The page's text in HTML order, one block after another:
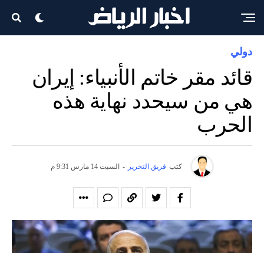
دولي
قائد مقر خاتم الأنبياء: إيران
هي من سيحدد نهاية هذه
الحرب
كتب فريق التحرير - السبت 14 مارس 9:31 م